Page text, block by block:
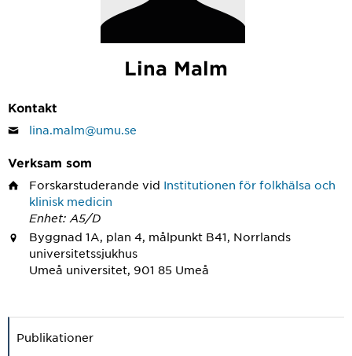
Lina Malm
Kontakt
lina.malm@umu.se
Verksam som
Forskarstuderande vid Institutionen för folkhälsa och
klinisk medicin
Enhet: A5/D
Byggnad 1A, plan 4, målpunkt B41, Norrlands
universitetssjukhus
Umeå universitet, 901 85 Umeå
Publikationer